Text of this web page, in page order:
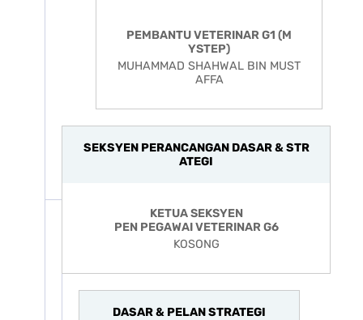
PEMBANTU VETERINAR G1 (M
YSTEP)
MUHAMMAD SHAHWAL BIN MUST
AFFA
SEKSYEN PERANCANGAN DASAR & STR
ATEGI
KETUA SEKSYEN
PEN PEGAWAI VETERINAR G6
KOSONG
DASAR & PELAN STRATEGI